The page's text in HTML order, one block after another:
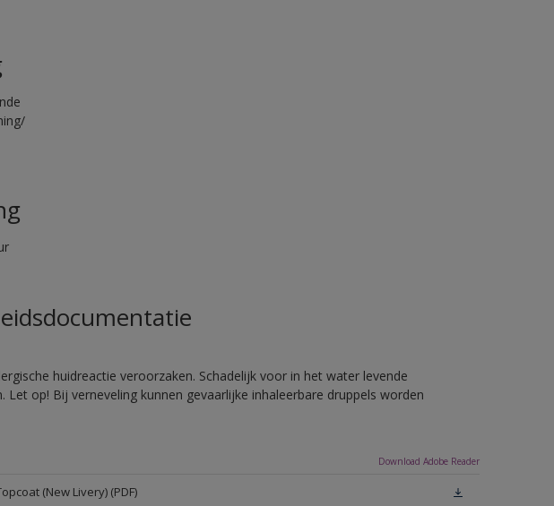
huidreactie veroorzaken. Schadelijk voor in het water levende
Let op! Bij verneveling kunnen gevaarlijke inhaleerbare druppels worden
Download Adobe Reader
(New Livery) (PDF)